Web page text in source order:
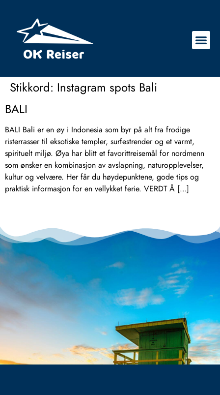
Stikkord: Instagram spots Bali
BALI
BALI Bali er en øy i Indonesia som byr på alt fra frodige
risterrasser til eksotiske templer, surfestrender og et varmt,
spirituelt miljø. Øya har blitt et favorittreisemål for nordmenn
som ønsker en kombinasjon av avslapning, naturopplevelser,
kultur og velvære. Her får du høydepunktene, gode tips og
praktisk informasjon for en vellykket ferie. VERDT Å […]